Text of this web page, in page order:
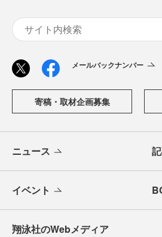
メールバックナンバー
寄稿・取材企画募集
ニュース
イベント
翔泳社のWebメディア